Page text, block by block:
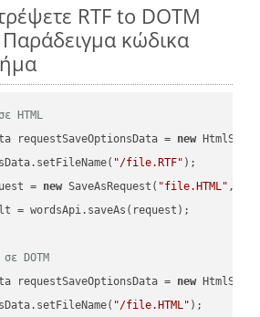
RTF to DOTM
κώδικα
HTML
requestSaveOptionsData = new
"/file.RTF" );
= new SaveAsRequest( "file.HTML"
= wordsApi.saveAs(request);
DOTM
requestSaveOptionsData = new
"/file.HTML" );